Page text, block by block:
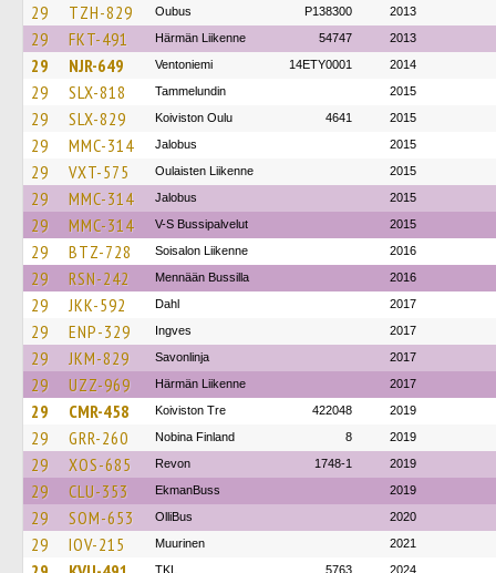
29 TZH-829 Oubus P138300 2013
29 FKT-491 Härmän Liikenne 54747 2013
29 NJR-649 Ventoniemi 14ETY0001 2014
29 SLX-818 Tammelundin 2015
29 SLX-829 Koiviston Oulu 4641 2015
29 MMC-314 Jalobus 2015
29 VXT-575 Oulaisten Liikenne 2015
29 MMC-314 Jalobus 2015
29 MMC-314 V-S Bussipalvelut 2015
29 BTZ-728 Soisalon Liikenne 2016
29 RSN-242 Mennään Bussilla 2016
29 JKK-592 Dahl 2017
29 ENP-329 Ingves 2017
29 JKM-829 Savonlinja 2017
29 UZZ-969 Härmän Liikenne 2017
29 CMR-458 Koiviston Tre 422048 2019
29 GRR-260 Nobina Finland 8 2019
29 XOS-685 Revon 1748-1 2019
29 CLU-353 EkmanBuss 2019
29 SOM-653 OlliBus 2020
29 IOV-215 Muurinen 2021
TKL 5763 2024